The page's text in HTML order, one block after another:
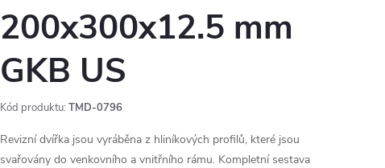
200x300x12.5 mm
GKB US
Kód produktu: TMD-0796
Revizní dvířka jsou vyráběna z hliníkových profilů, které jsou
svařovány do venkovního a vnitřního rámu. Kompletní sestava